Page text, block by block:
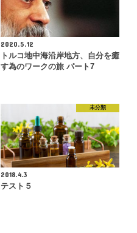
2020.5.12
トルコ地中海沿岸地方、自分を癒
す為のワークの旅 パート7
未分類
2018.4.3
テスト５